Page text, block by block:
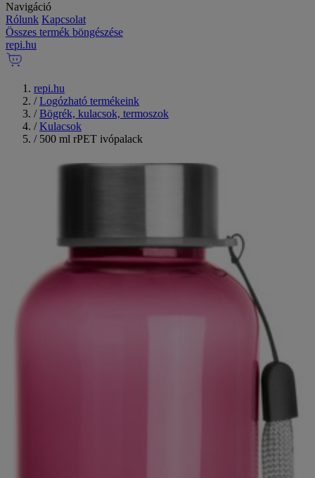
Navigáció
Rólunk Kapcsolat
Összes termék böngészése
repi.hu
repi.hu
/ Logózható termékeink
/ Bögrék, kulacsok, termoszok
/ Kulacsok
/ 500 ml rPET ivópalack